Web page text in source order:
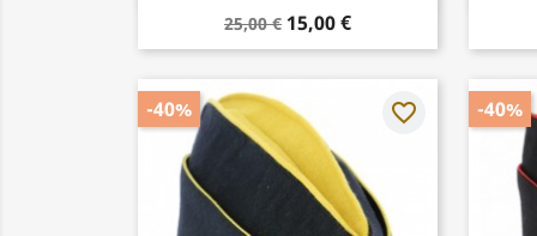
25,00 € 15,00 €
-40% favorite_border -40%